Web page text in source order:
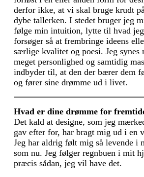
derfor ikke, at vi skal bruge krudt
dybe tallerken. I stedet bruger jeg
følge min intuition, lytte til hvad
forsøger så at frembringe ideens
særlige kvalitet og poesi. Jeg synes
meget personlighed og samtidig
indbyder til, at den der bærer dem
og fører sine drømme ud i livet.
Hvad er dine drømme for
Det kald at designe, som jeg
gav efter for, har bragt mig ud i en
Jeg har aldrig følt mig så levende i
som nu. Jeg følger regnbuen i mit
præcis sådan, jeg vil have det.